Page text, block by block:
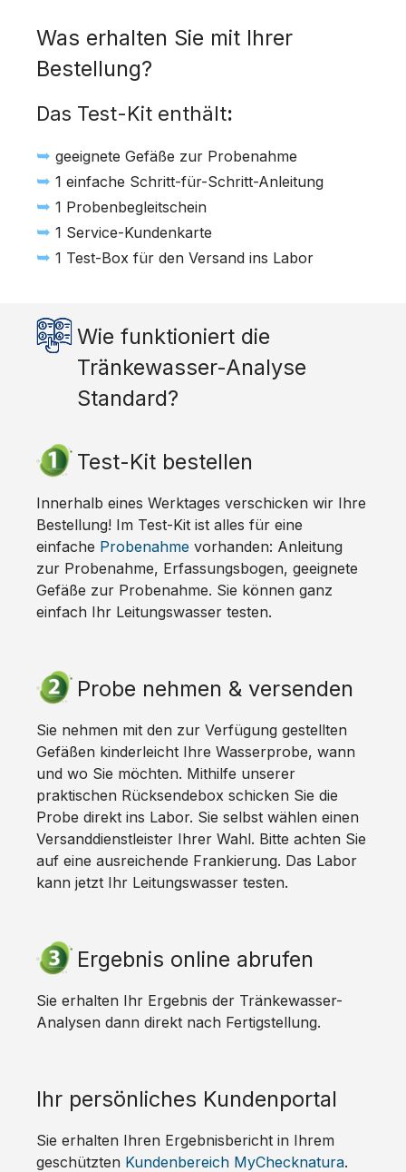
Was erhalten Sie mit Ihrer
Bestellung?
Das Test-Kit enthält:
➥ geeignete Gefäße zur Probenahme
➥ 1 einfache Schritt-für-Schritt-Anleitung
➥ 1 Probenbegleitschein
➥ 1 Service-Kundenkarte
➥ 1 Test-Box für den Versand ins Labor
Wie funktioniert die
Tränkewasser-Analyse
Standard?
Test-Kit bestellen
Innerhalb eines Werktages verschicken wir Ihre
Bestellung! Im Test-Kit ist alles für eine
einfache Probenahme vorhanden: Anleitung
zur Probenahme, Erfassungsbogen, geeignete
Gefäße zur Probenahme. Sie können ganz
einfach Ihr Leitungswasser testen.
Probe nehmen & versenden
Sie nehmen mit den zur Verfügung gestellten
Gefäßen kinderleicht Ihre Wasserprobe, wann
und wo Sie möchten. Mithilfe unserer
praktischen Rücksendebox schicken Sie die
Probe direkt ins Labor. Sie selbst wählen einen
Versanddienstleister Ihrer Wahl. Bitte achten Sie
auf eine ausreichende Frankierung. Das Labor
kann jetzt Ihr Leitungswasser testen.
Ergebnis online abrufen
Sie erhalten Ihr Ergebnis der Tränkewasser-
Analysen dann direkt nach Fertigstellung.
Ihr persönliches Kundenportal
Sie erhalten Ihren Ergebnisbericht in Ihrem
geschützten Kundenbereich MyChecknatura.